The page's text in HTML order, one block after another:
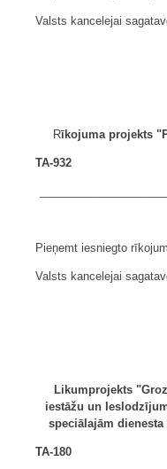
Valsts kancelejai
Rīkojuma projekts
TA-932
Pieņemt iesniegto
Valsts kancelejai
Likumprojekts
iestāžu un
speciālajām
TA-180